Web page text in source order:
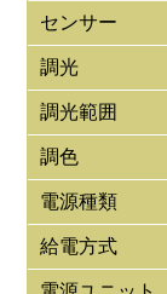
センサー
調光
調光範囲
調色
電源種類
給電方式